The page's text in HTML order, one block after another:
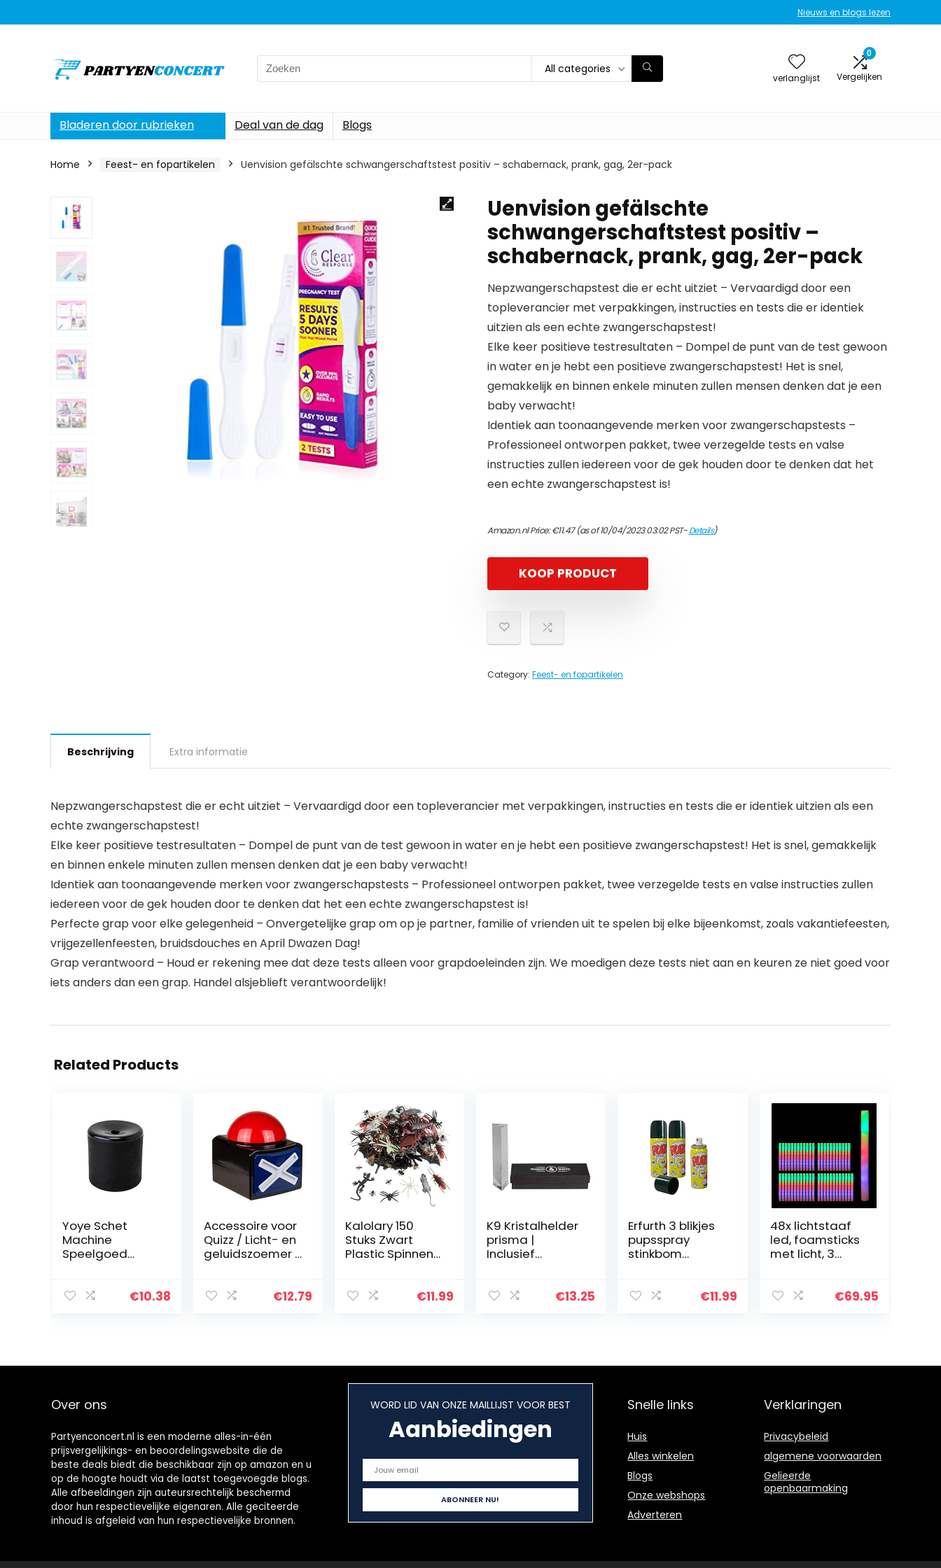
Nieuws en blogs lezen
Search
for:
All categories
verlanglijst
0
Vergelijken
Bladeren door rubrieken Deal van de dag Blogs
Home Feest- en fopartikelen Uenvision gefälschte schwangerschaftstest positiv – schabernack, prank, gag, 2er-pack
Uenvision gefälschte
schwangerschaftstest positiv –
schabernack, prank, gag, 2er-pack
Nepzwangerschapstest die er echt uitziet – Vervaardigd door een
topleverancier met verpakkingen, instructies en tests die er identiek
uitzien als een echte zwangerschapstest!
Elke keer positieve testresultaten – Dompel de punt van de test gewoon
in water en je hebt een positieve zwangerschapstest! Het is snel,
gemakkelijk en binnen enkele minuten zullen mensen denken dat je een
baby verwacht!
Identiek aan toonaangevende merken voor zwangerschapstests –
Professioneel ontworpen pakket, twee verzegelde tests en valse
instructies zullen iedereen voor de gek houden door te denken dat het
een echte zwangerschapstest is!
Amazon.nl Price:€11.47(as of 10/04/2023 03:02 PST-Details)
KOOP PRODUCT
Category: Feest- en fopartikelen
Beschrijving Extra informatie
Nepzwangerschapstest die er echt uitziet – Vervaardigd door een topleverancier met verpakkingen, instructies en tests die er identiek uitzien als een
echte zwangerschapstest!
Elke keer positieve testresultaten – Dompel de punt van de test gewoon in water en je hebt een positieve zwangerschapstest! Het is snel, gemakkelijk
en binnen enkele minuten zullen mensen denken dat je een baby verwacht!
Identiek aan toonaangevende merken voor zwangerschapstests – Professioneel ontworpen pakket, twee verzegelde tests en valse instructies zullen
iedereen voor de gek houden door te denken dat het een echte zwangerschapstest is!
Perfecte grap voor elke gelegenheid – Onvergetelijke grap om op je partner, familie of vrienden uit te spelen bij elke bijeenkomst, zoals vakantiefeesten,
vrijgezellenfeesten, bruidsdouches en April Dwazen Dag!
Grap verantwoord – Houd er rekening mee dat deze tests alleen voor grapdoeleinden zijn. We moedigen deze tests niet aan en keuren ze niet goed voor
iets anders dan een grap. Handel alsjeblieft verantwoordelijk!
Related Products
Yoye Schet
Machine
Speelgoed
Geluiden
Schet Pooter
€10.38
Accessoire voor
Quizz / Licht- en
geluidszoemer /
€12.79
Kalolary 150
Stuks Zwart
Plastic Spinnen
Realistisch Nep
€11.99
K9 Kristalhelder
prisma |
Inclusief
driehoekige
en…
€13.25
Erfurth 3 blikjes
pupsspray
stinkbom
per blik)
€11.99
48x lichtstaaf
led, foamsticks
met licht, 3
cm lang, wit€69.95
Over ons
Partyenconcert.nl is een moderne alles-in-één
prijsvergelijkings- en beoordelingswebsite die de
beste deals biedt die beschikbaar zijn op amazon en u
op de hoogte houdt via de laatst toegevoegde blogs.
Alle afbeeldingen zijn auteursrechtelijk beschermd
door hun respectievelijke eigenaren. Alle geciteerde
inhoud is afgeleid van hun respectievelijke bronnen.
WORD LID VAN ONZE MAILLIJST VOOR BEST
Aanbiedingen
Snelle links
Huis
Alles winkelen
Blogs
Onze webshops
Adverteren
Verklaringen
Privacybeleid
algemene voorwaarden
Gelieerde
openbaarmaking